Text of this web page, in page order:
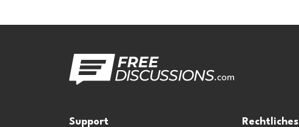
Support Rechtliches